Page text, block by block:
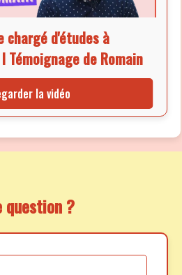
chargé d'études à
Témoignage de Romain
de reconversion
la vidéo
question ?